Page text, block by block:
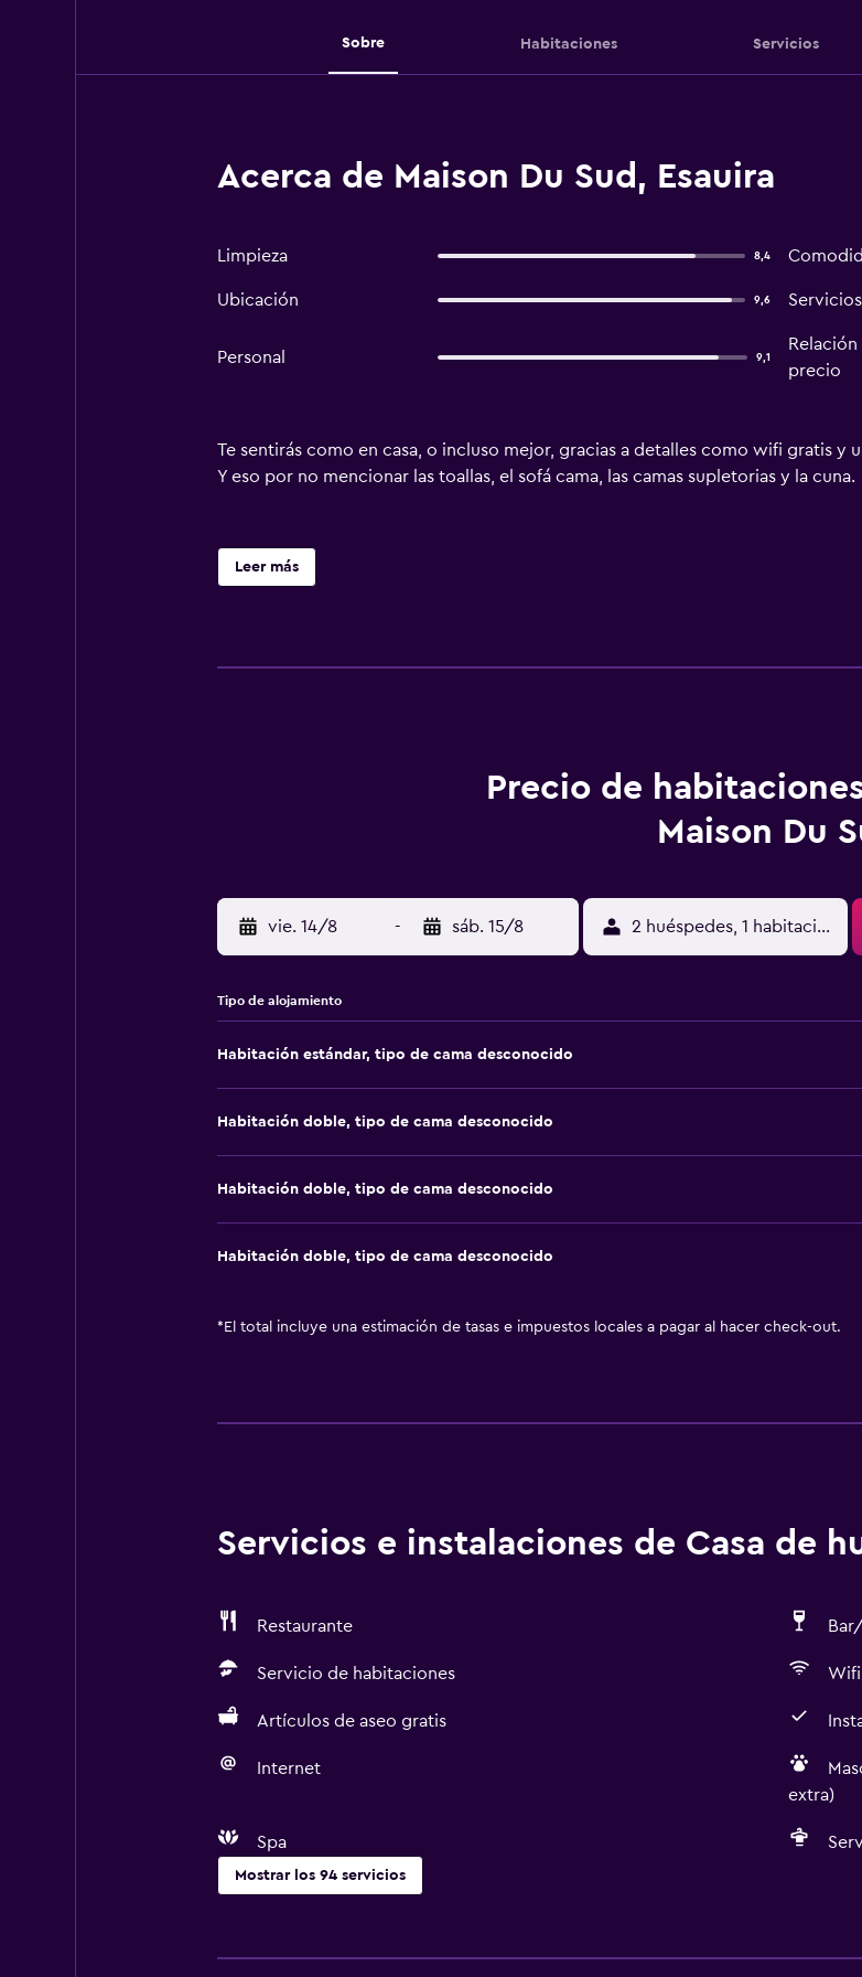
Sobre Habitaciones Servicios
Acerca de Maison Du Sud, Esauira
Limpieza 8,4
Ubicación 9,6 Servicios
Personal 9,1
precio
Te sentirás como en casa, o incluso mejor, gracias a detalles como wifi gratis y
Y eso por no mencionar las toallas, el sofá cama, las camas supletorias y la cuna.
Leer más
Precio de
Maison Du
vie. 14/8 - sáb. 15/8 2 huéspedes, 1 habitación
Tipo de alojamiento
Habitación estándar, tipo de cama desconocido
Habitación doble, tipo de cama desconocido
Habitación doble, tipo de cama desconocido
Habitación doble, tipo de cama desconocido
* El total incluye una estimación de tasas e impuestos locales a pagar al hacer check-out.
Servicios e instalaciones de Casa de
Restaurante
Servicio de habitaciones
Artículos de aseo gratis
Internet
extra)
Spa
Mostrar los 94 servicios
Renta de autos
Vista a